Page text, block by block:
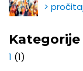
>
Kategorije
1 (1)